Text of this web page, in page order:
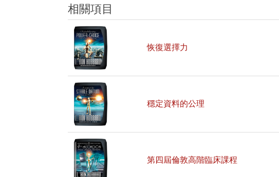
相關項目
恢復選擇力
穩定資料的公理
第四屆倫敦高階臨床課程